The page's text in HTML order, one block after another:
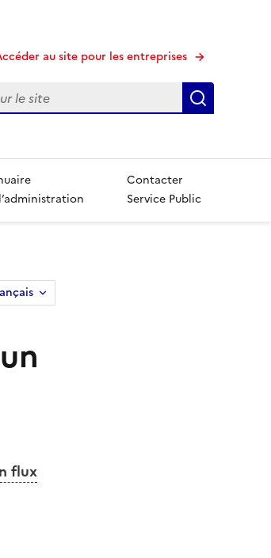
au site pour les entreprises
Contacter
Service Public
flux